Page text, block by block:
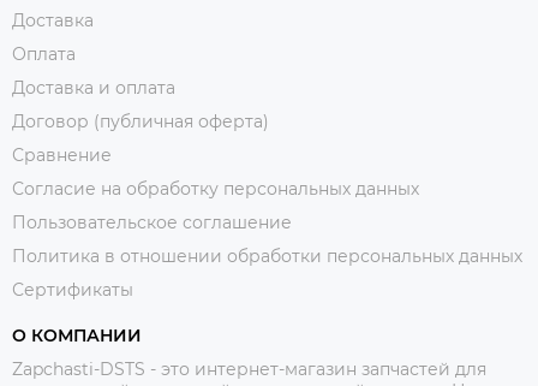
Доставка
Оплата
Доставка и оплата
Договор (публичная оферта)
Сравнение
Согласие на обработку персональных данных
Пользовательское соглашение
Политика в отношении обработки персональных данных
Сертификаты
О КОМПАНИИ
Zapchasti-DSTS - это интернет-магазин запчастей для